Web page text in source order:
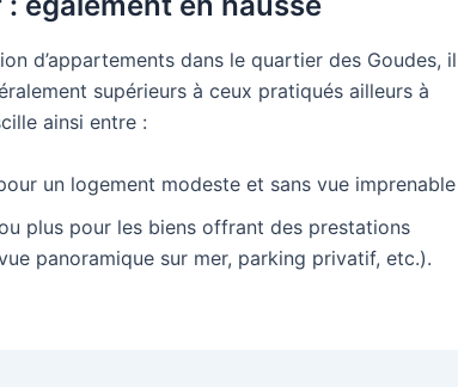
d’appartements dans le quartier des Goudes,
supérieurs à ceux pratiqués ailleurs à
ainsi entre :
un logement modeste et sans vue imprenable
plus pour les biens offrant des prestations
panoramique sur mer, parking privatif, etc.).